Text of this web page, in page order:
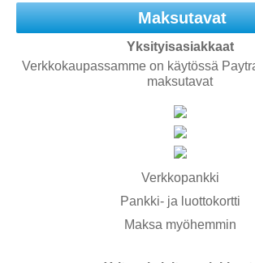
Maksutavat
Yksityisasiakkaat
Verkkokaupassamme on käytössä
maksutavat
Verkkopankki
Pankki- ja luottokortti
Maksa myöhemmin